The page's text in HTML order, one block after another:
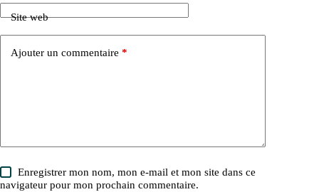
Site web
Ajouter un commentaire *
Enregistrer mon nom, mon e-mail et mon site dans ce
navigateur pour mon prochain commentaire.